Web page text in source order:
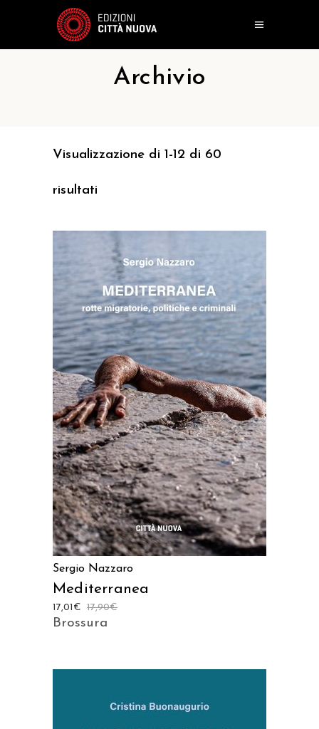
Archivio
Visualizzazione di 1-12 di 60
risultati
AGGIUNGI AL CARRELLO
Sergio Nazzaro
Mediterranea
17,90€
17,01 €
Brossura